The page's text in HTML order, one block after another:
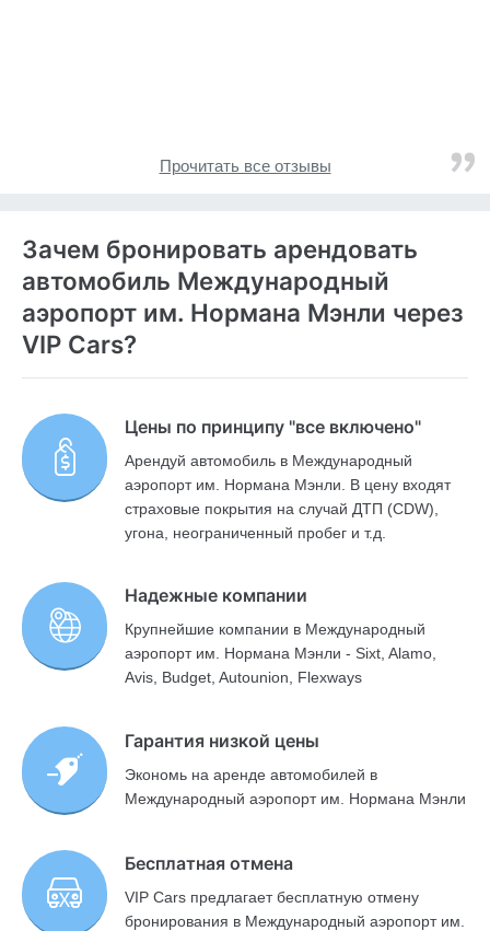
Прочитать все отзывы
Зачем бронировать арендовать
автомобиль Международный
аэропорт им. Нормана Мэнли через
VIP Cars?
Цены по принципу "все включено"
Арендуй автомобиль в Международный
аэропорт им. Нормана Мэнли. В цену входят
страховые покрытия на случай ДТП (CDW),
угона, неограниченный пробег и т.д.
Надежные компании
Крупнейшие компании в Международный
аэропорт им. Нормана Мэнли - Sixt, Alamo,
Avis, Budget, Autounion, Flexways
Гарантия низкой цены
Экономь на аренде автомобилей в
Международный аэропорт им. Нормана Мэнли
Бесплатная отмена
VIP Cars предлагает бесплатную отмену
бронирования в Международный аэропорт им.